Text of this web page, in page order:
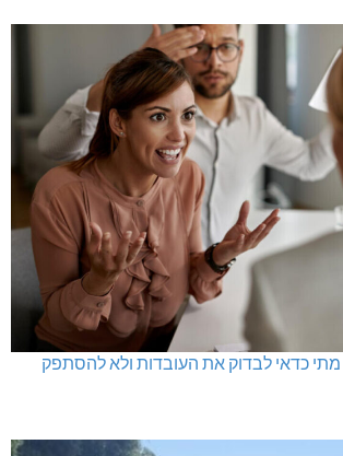
מתי כדאי לבדוק את העובדות ולא להסתפק